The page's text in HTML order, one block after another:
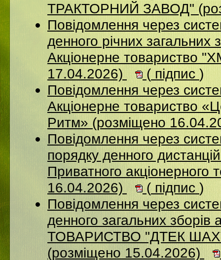
ТРАКТОРНИЙ ЗАВОД"
Повідомлення через
денного річних загальних
Акціонерне
17.04.2026)
( підпис )
Повідомлення через
Акціонерне товариство
Ритм» (розміщено
Повідомлення через
порядку денного
Приватного
16.04.2026)
( підпис )
Повідомлення через
денного загальних
ТОВАРИСТВО "ДТЕК
(розміщено 15.04.2026)